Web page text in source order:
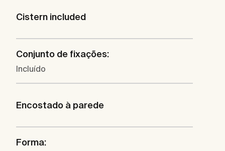
Cistern included
Conjunto de fixações:
Incluído
Encostado à parede
Forma: